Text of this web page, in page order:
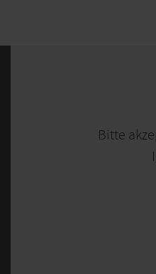
Bitte